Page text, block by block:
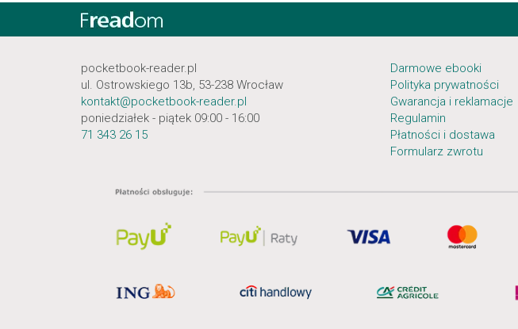
pocketbook-reader.pl
ul. Ostrowskiego 13b, 53-238 Wrocław
kontakt@pocketbook-reader.pl
poniedziałek - piątek 09:00 - 16:00
71 343 26 15
Darmowe ebooki
Polityka prywatności
Gwarancja i reklamacje
Regulamin
Płatności i dostawa
Formularz zwrotu